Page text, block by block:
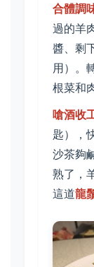
合體調
過的羊
醬、剩
用）。
根菜和
嗆酒收
匙），
沙茶夠
熟了，
這道龍